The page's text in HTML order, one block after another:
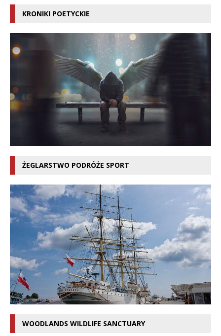
KRONIKI POETYCKIE
ŻEGLARSTWO PODRÓŻE SPORT
WOODLANDS WILDLIFE SANCTUARY